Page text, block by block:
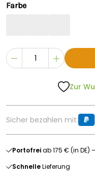
Farbe
Zur
Sicher bezahlen mit:
Portofreiab 175 € (in DE)
SchnelleLieferung